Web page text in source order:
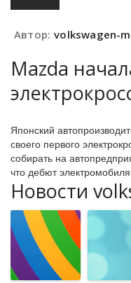
Автор: volkswagen-
Mazda
Японский
своего первого
собирать на
что дебют
Новости